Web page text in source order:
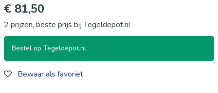
€ 81,50
2 prijzen, beste prijs bij Tegeldepot.nl
Bestel op Tegeldepot.nl
Bewaar als favoriet